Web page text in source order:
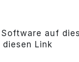
auf
Link